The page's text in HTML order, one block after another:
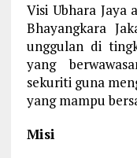
Visi Ubhara Jaya
Bhayangkara
unggulan di
yang
sekuriti guna
yang mampu
Misi